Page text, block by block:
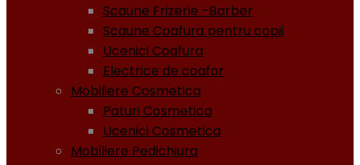
Scaune Frizerie -Barber
Scaune Coafura pentru copii
Ucenici Coafura
Electrice de coafor
Mobiliere Cosmetica
Paturi Cosmetica
Ucenici Cosmetica
Mobiliere Pedichiura